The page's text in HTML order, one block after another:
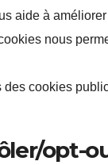
aide à
nous
des cookies
opt-